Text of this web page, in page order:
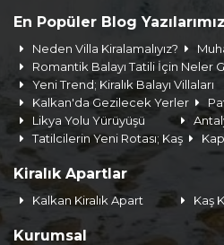
En Popüler Blog Yazılarımız
Neden Villa Kiralamalıyız?
Romantik Balayı Tatili İçin Neler
Yeni Trend; Kiralık Balayı Villaları
Kalkan'da Gezilecek Yerler
Likya Yolu Yürüyüşü
Tatilcilerin Yeni Rotası; Kaş
Kiralık Apartlar
Kalkan Kiralık Apart Kaş
Kurumsal